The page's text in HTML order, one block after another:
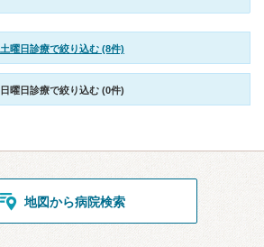
土曜日診療で絞り込む (8件)
日曜日診療で絞り込む (0件)
地図から病院検索